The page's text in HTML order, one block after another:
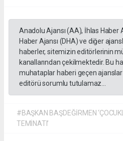
Anadolu Ajansı (AA), İhlas Haber
Haber Ajansı (DHA) ve diğer
haberler, sitemizin editörlerinin
kanallarından çekilmektedir. Bu
muhataplar haberi geçen
editörü sorumlu tutulamaz...
#BAŞKAN BAŞDEĞİRMEN
TEMİNATI’